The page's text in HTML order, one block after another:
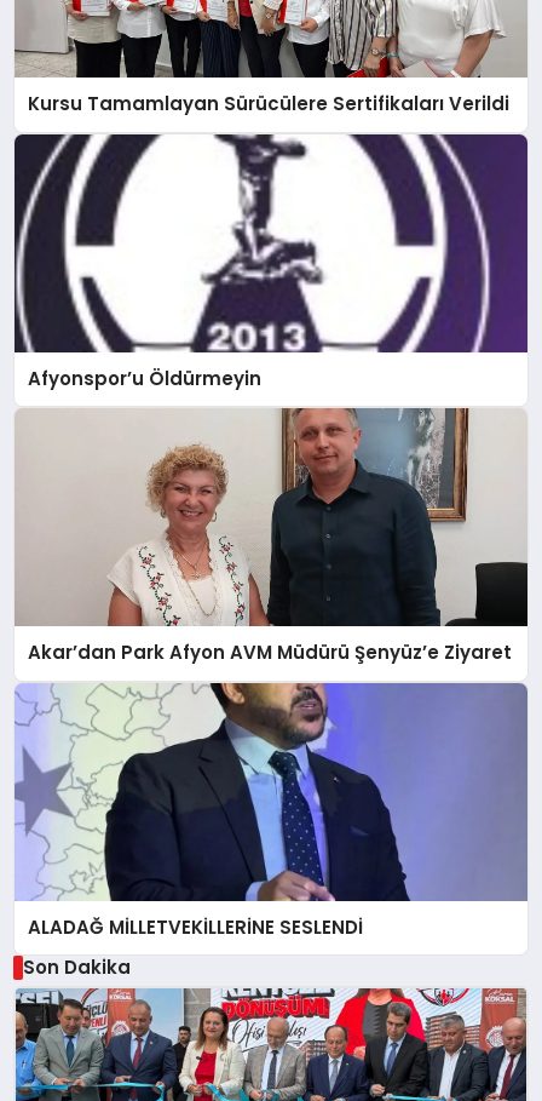
Kursu Tamamlayan Sürücülere Sertifikaları Verildi
Afyonspor’u Öldürmeyin
Akar’dan Park Afyon AVM Müdürü Şenyüz’e Ziyaret
ALADAĞ MİLLETVEKİLLERİNE SESLENDİ
Son Dakika